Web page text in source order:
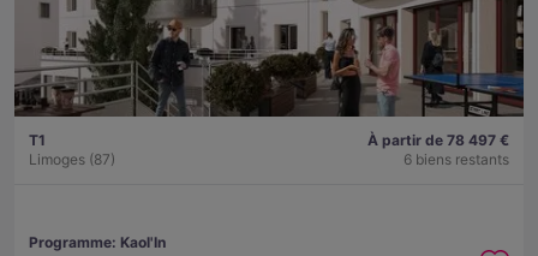
T1
Limoges (87)
À partir de 78 497 €
6 biens restants
Programme: Kaol'In